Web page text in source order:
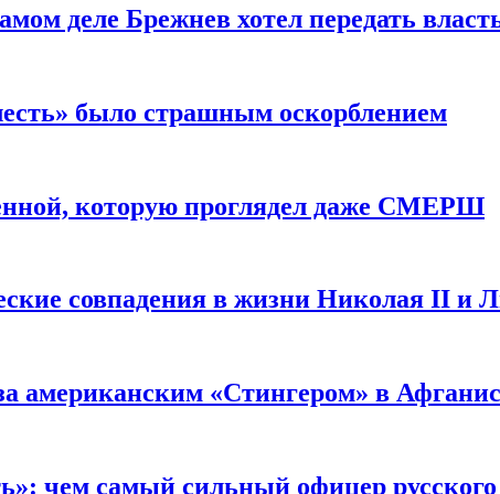
деле Брежнев хотел передать
было страшным оскорблением
которую проглядел даже СМЕРШ
совпадения в жизни Николая II и
американским «Стингером» в
чем самый сильный офицер